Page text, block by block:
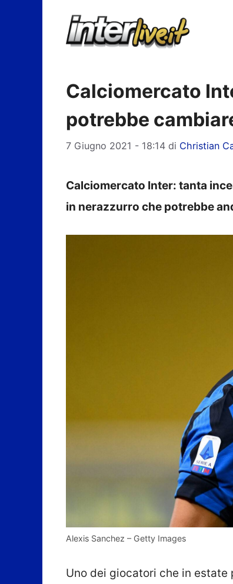
Calciomercato
potrebbe
7 Giugno 2021 - 18:14 di Christian
Calciomercato Inter: tanta
in nerazzurro che potrebbe
Alexis Sanchez – Getty Images
Uno dei giocatori che in estate